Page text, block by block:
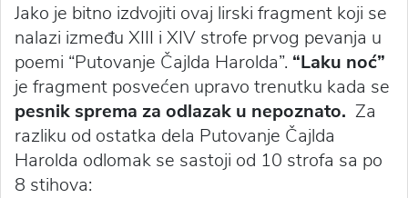
Jako je bitno izdvojiti ovaj lirski fragment koji se
nalazi između XIII i XIV strofe prvog pevanja u
poemi “Putovanje Čajlda Harolda”. “Laku noć”
je fragment posvećen upravo trenutku kada se
pesnik sprema za odlazak u nepoznato. Za
razliku od ostatka dela Putovanje Čajlda
Harolda odlomak se sastoji od 10 strofa sa po
8 stihova: